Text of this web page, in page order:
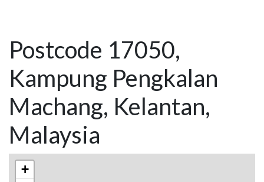
Postcode 17050,
Kampung Pengkalan
Machang, Kelantan,
Malaysia
+